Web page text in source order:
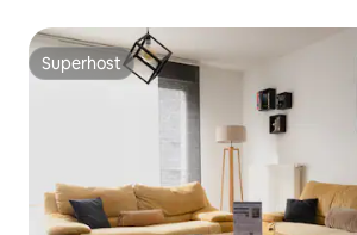
Superhost
Superhost